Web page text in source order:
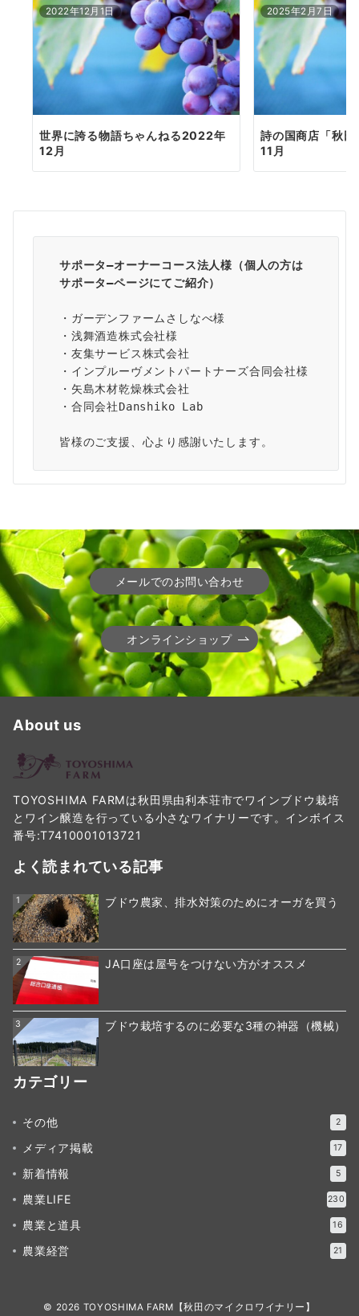
2022年12月1日
世界に誇る物語ちゃんねる2022年
12月
2025年2月7日
詩の国商店「秋
11月
サポータ―オーナーコース法人様（個人の方は
サポータ―ページにてご紹介）
・ガーデンファームさしなべ様
・浅舞酒造株式会社様
・友集サービス株式会社
・インプルーヴメントパートナーズ合同会社様
・矢島木材乾燥株式会社
・合同会社Danshiko Lab
皆様のご支援、心より感謝いたします。
メールでのお問い合わせ
オンラインショップ
About us
TOYOSHIMA FARMは秋田県由利本荘市でワインブドウ栽培
とワイン醸造を行っている小さなワイナリーです。インボイス
番号:T7410001013721
よく読まれている記事
1 ブドウ農家、排水対策のためにオーガを買う
2 JA口座は屋号をつけない方がオススメ
3 ブドウ栽培するのに必要な3種の神器（機械）
カテゴリー
その他 2
メディア掲載 17
新着情報 5
農業LIFE 230
農業と道具 16
農業経営 21
© 2026 TOYOSHIMA FARM【秋田のマイクロワイナリー】